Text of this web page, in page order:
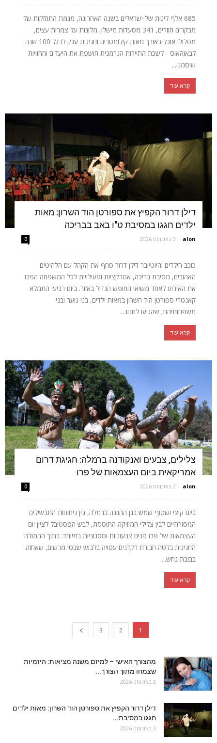
685 אלף לינות של ישראלים בשנה האחרונה, מגמת התחזקות של
מבקרים חוזרים, 341 מסעדות מישלן, מלונות על צמרות עצים,
מסלולי אוכל באורך מאות קילומטרים וחגיגות ענק לרגל 100 שנה
לבאוהאוס - לשכת התיירות הגרמנית חושפת את היעדים והחוויות
שיסמנו...
קרא עוד
דילן דרור הקפיץ את ספורטן הוד השרון: מאות
ילדים חגגו במסיבת ט"ו באב בבריכה
alon
- 3 באוגוסט 2026 0
כוכב הילדים והיוטיובר דילן דרור סחף את הקהל עם הלהיטים
האהובים, מסיבת בריכה, אטרקציות ופעילויות לכל המשפחה הפכו
את האירוע לאחד משיאי החופש הגדול באזור. ביום רביעי התמלא
קאנטרי ספורטן הוד השרון במאות ילדים, בני נוער ובני
משפחותיהם, שהגיעו לחגוג...
קרא עוד
צלילים, צבעים ואנקודנה ברמלה: חגיגת דרום
אמריקאית ביום העצמאות של פרו
alon
- 2 באוגוסט 2026 0
ביום קיצי ושטוף שמש בגן ההגנה ברמלה, בין ניחוחות התבשילים
המסורתיים לבין צלילי המוזיקה התוססת, לבש הפסטיבל לציון יום
העצמאות של פרו פנים צבעוניות וססגוניות במיוחד. בתוך ההמולה
החגיגית בלטה חבורת רקדנים עטויה בלבוש שבטי מרשים, שאחזה
בבובת נחש...
קרא עוד
1
2
3
מהצורך האישי – למיזם משנה מציאות: היזמיות
שצמחו מתוך הצורך...
2 באוגוסט 2026
דילן דרור הקפיץ את ספורטן הוד השרון: מאות ילדים
חגגו במסיבת...
3 באוגוסט 2026